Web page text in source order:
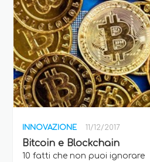
INNOVAZIONE 11/12/2017
Bitcoin e Blockchain
10 fatti che non puoi ignorare